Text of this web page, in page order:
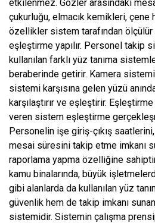
etkilenmez. Gözler arasındaki
çukurluğu, elmacık kemikleri, çene
özellikler sistem tarafından
eşleştirme yapılır. Personel takip
kullanılan farklı yüz tanıma
beraberinde getirir. Kamera sistemi
sistemi karşısına gelen yüzü
karşılaştırır ve eşleştirir.
veren sistem eşleştirme
Personelin işe giriş-çıkış
mesai süresini takip etme imkanı
raporlama yapma özelliğine
kamu binalarında, büyük
gibi alanlarda da kullanılan yüz
güvenlik hem de takip imkanı
sistemidir. Sistemin çalışma